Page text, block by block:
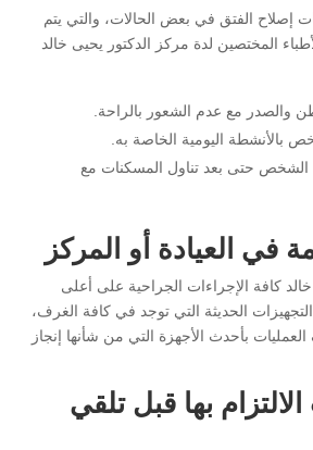
إصلاح الفتق في بعض الحالات، والتي يتم
المختصين لدة مركز الدكتور يحيى خالد
والصدر مع عدم الشعور بالراحة.
بالأنشطة اليومية الخاصة به.
الشخص حتى بعد تناول المسكنات مع
في العيادة أو المركز
كافة الإجراءات الجراحية على أعلى
الحديثة التي توجد في كافة الغرف،
بأحدث الأجهزة التي من شأنها إنجاز
بها قبل تلقي